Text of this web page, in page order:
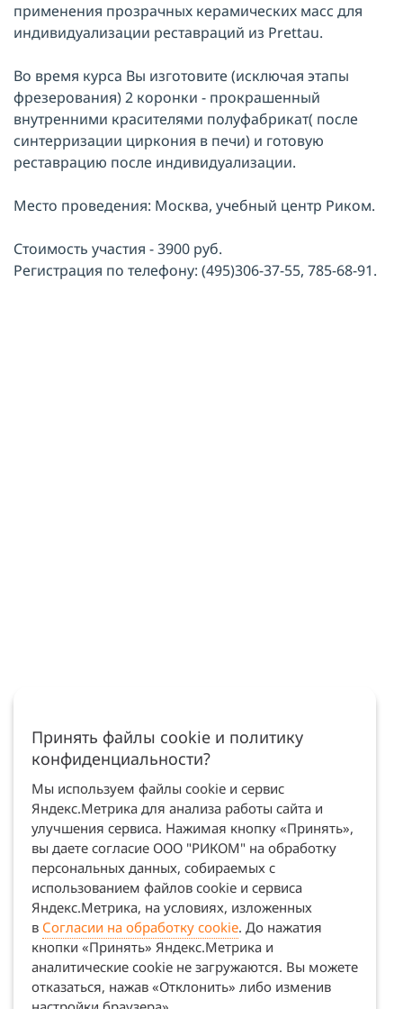
применения прозрачных керамических масс для
индивидуализации реставраций из Prettau.
Во время курса Вы изготовите (исключая этапы
фрезерования) 2 коронки - прокрашенный
внутренними красителями полуфабрикат( после
синтерризации циркония в печи) и готовую
реставрацию после индивидуализации.
Место проведения: Москва, учебный центр Риком.
Стоимость участия - 3900 руб.
Регистрация по телефону: (495)306-37-55, 785-68-91.
Принять файлы cookie и политику
конфиденциальности?
Мы используем файлы cookie и сервис
Яндекс.Метрика для анализа работы сайта и
улучшения сервиса. Нажимая кнопку «Принять»,
вы даете согласие ООО "РИКОМ" на обработку
персональных данных, собираемых с
использованием файлов cookie и сервиса
Яндекс.Метрика, на условиях, изложенных
в Согласии на обработку cookie. До нажатия
кнопки «Принять» Яндекс.Метрика и
аналитические cookie не загружаются. Вы можете
отказаться, нажав «Отклонить» либо изменив